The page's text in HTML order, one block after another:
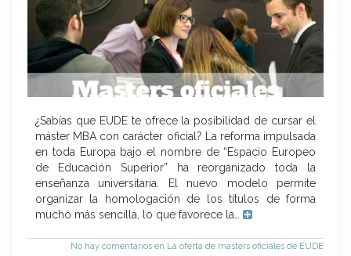
¿Sabías que EUDE te ofrece la posibilidad de cursar el
máster MBA con carácter oficial? La reforma impulsada
en toda Europa bajo el nombre de “Espacio Europeo
de Educación Superior” ha reorganizado toda la
enseñanza universitaria. El nuevo modelo permite
organizar la homologación de los títulos de forma
mucho más sencilla, lo que favorece la…
No hay comentarios en La oferta de masters oficiales de EUDE